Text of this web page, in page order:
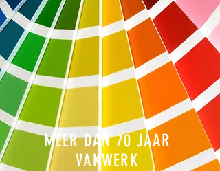
MEER DAN 70 JAAR
VAKWERK